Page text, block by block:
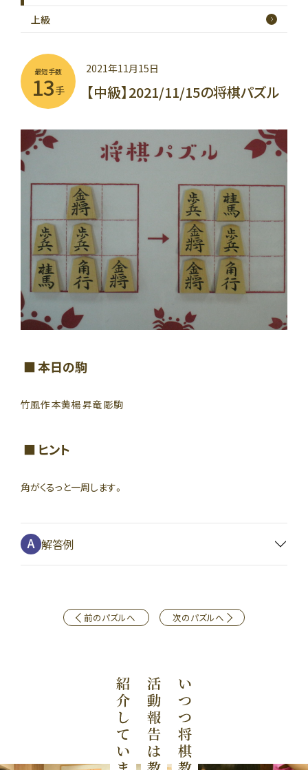
上級
最短手数
13手
2021年11月15日
【中級】2021/11/15の将棋パズル
本日の駒
竹風作 本黄楊 昇竜 彫駒
ヒント
角がくるっと一周します。
解答例
前のパズルへ 次のパズルへ